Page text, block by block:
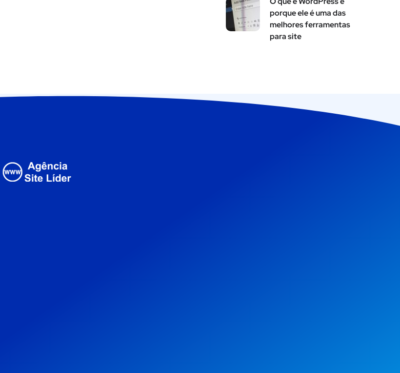
porque ele é uma das
melhores ferramentas
para site